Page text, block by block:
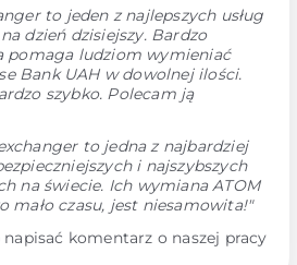
to jeden z najlepszych usług
dzień dzisiejszy. Bardzo
pomaga ludziom wymieniać
Bank UAH w dowolnej ilości.
szybko. Polecam ją
to jedna z najbardziej
i najszybszych
na świecie. Ich wymiana ATOM
mało czasu, jest niesamowita!"
komentarz o naszej pracy